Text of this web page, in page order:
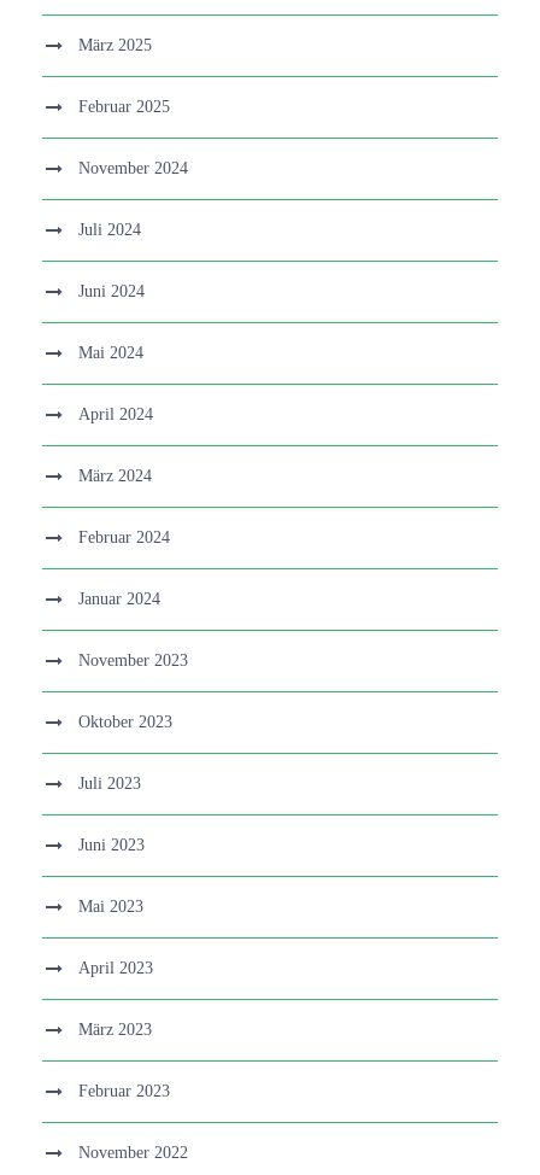
März 2025
Februar 2025
November 2024
Juli 2024
Juni 2024
Mai 2024
April 2024
März 2024
Februar 2024
Januar 2024
November 2023
Oktober 2023
Juli 2023
Juni 2023
Mai 2023
April 2023
März 2023
Februar 2023
November 2022